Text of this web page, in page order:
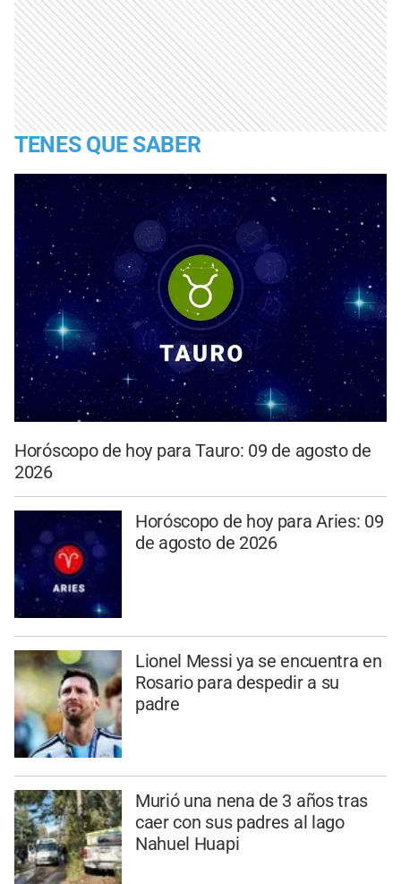
TENES QUE SABER
Horóscopo de hoy para Tauro: 09 de agosto de
2026
Horóscopo de hoy para Aries: 09
de agosto de 2026
Lionel Messi ya se encuentra en
Rosario para despedir a su
padre
Murió una nena de 3 años tras
caer con sus padres al lago
Nahuel Huapi